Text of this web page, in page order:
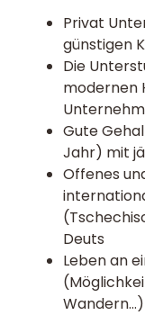
Privat
günstigen
Die
modernen
Gute
Jahr) mit
Offenes
Deuts
Leben an
Wandern…)